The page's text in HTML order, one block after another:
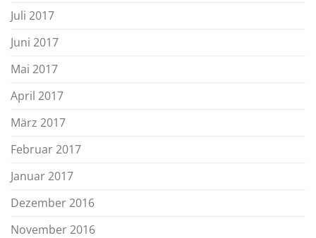
Juli 2017
Juni 2017
Mai 2017
April 2017
März 2017
Februar 2017
Januar 2017
Dezember 2016
November 2016